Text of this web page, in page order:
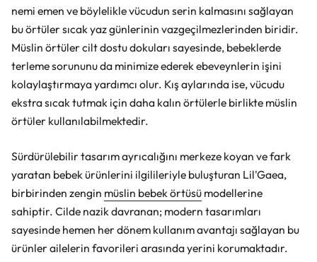
nemi emen ve böylelikle vücudun serin kalmasını sağlayan
bu örtüler sıcak yaz günlerinin vazgeçilmezlerinden biridir.
Müslin örtüler cilt dostu dokuları sayesinde, bebeklerde
terleme sorununu da minimize ederek ebeveynlerin işini
kolaylaştırmaya yardımcı olur. Kış aylarında ise, vücudu
ekstra sıcak tutmak için daha kalın örtülerle birlikte müslin
örtüler kullanılabilmektedir.
Sürdürülebilir tasarım ayrıcalığını merkeze koyan ve fark
yaratan bebek ürünlerini ilgilileriyle buluşturan Lil'Gaea,
birbirinden zengin müslin bebek örtüsü modellerine
sahiptir. Cilde nazik davranan; modern tasarımları
sayesinde hemen her dönem kullanım avantajı sağlayan bu
ürünler ailelerin favorileri arasında yerini korumaktadır.